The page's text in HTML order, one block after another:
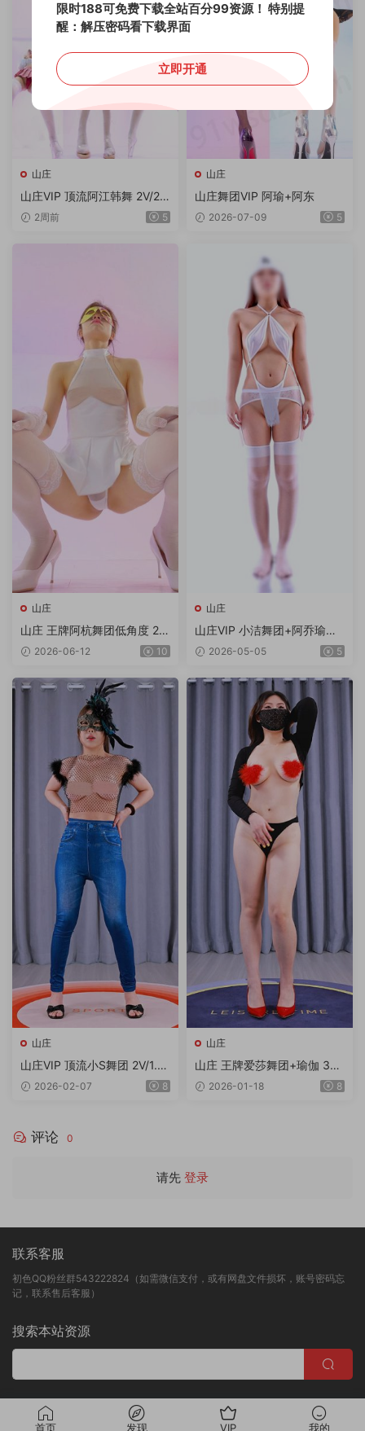
山庄
山庄VIP 顶流阿江韩舞 2V/2.0
9G/4K
2周前 5
山庄
山庄舞团VIP 阿瑜+阿东
2026-07-09 5
山庄
山庄 王牌阿杭舞团低角度 2V/
1.92G2026-06-12 10
山庄
山庄VIP 小洁舞团+阿乔瑜伽
合集 6V/6.99G/4K
2026-05-05 5
山庄
山庄VIP 顶流小S舞团 2V/1.7
3G/4K
2026-02-07 8
山庄
山庄 王牌爱莎舞团+瑜伽 3V
2.44G2026-01-18 8
评论 0
请先 登录
联系客服
初色QQ粉丝群543222824（如需微信支付，或有网盘文件损坏，账号密码忘
记，联系售后客服）
搜索本站资源
版权归初色映像所有
首页 发现 VIP 我的
限时188可免费下载全站百分99资源！ 特别提
醒：解压密码看下载界面
立即开通